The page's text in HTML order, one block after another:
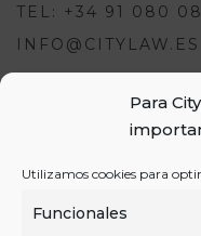
Para
Utilizamos cookies para
Funcionales
Para
estar
TEL: +34 91 080
INFO@CITYLAW.ES
INICIAR SESIÓN